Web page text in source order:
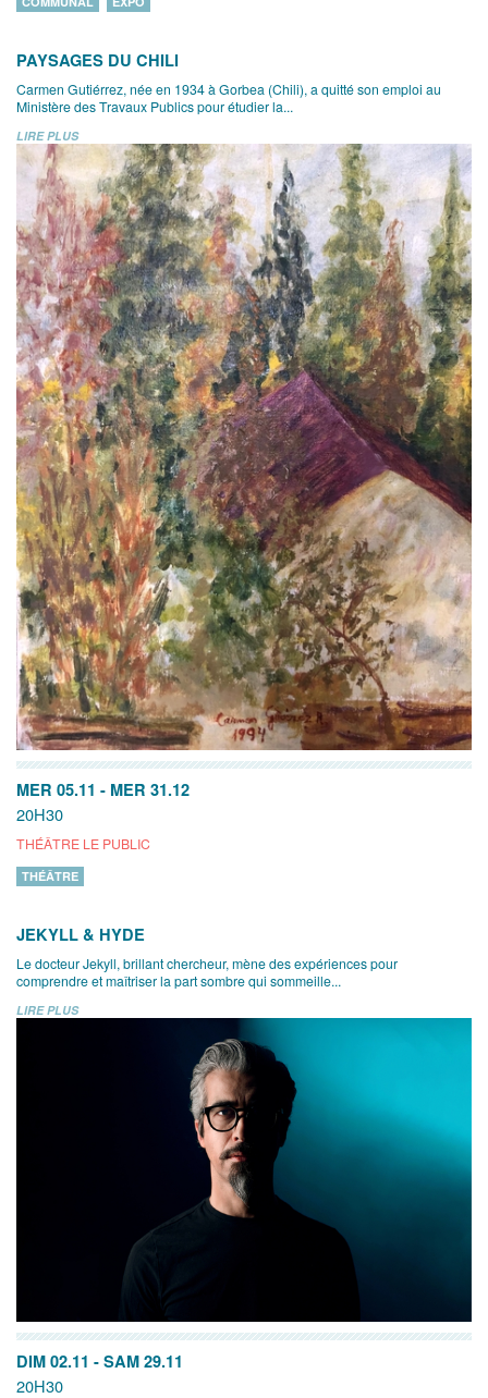
PAYSAGES DU CHILI
Carmen Gutiérrez, née en 1934 à Gorbea (Chili), a quitté son emploi au
Ministère des Travaux Publics pour étudier la...
LIRE PLUS
MER 05.11 - MER 31.12
20H30
THÉÂTRE LE PUBLIC
THÉÂTRE
JEKYLL & HYDE
Le docteur Jekyll, brillant chercheur, mène des expériences pour
comprendre et maîtriser la part sombre qui sommeille...
LIRE PLUS
DIM 02.11 - SAM 29.11
20H30